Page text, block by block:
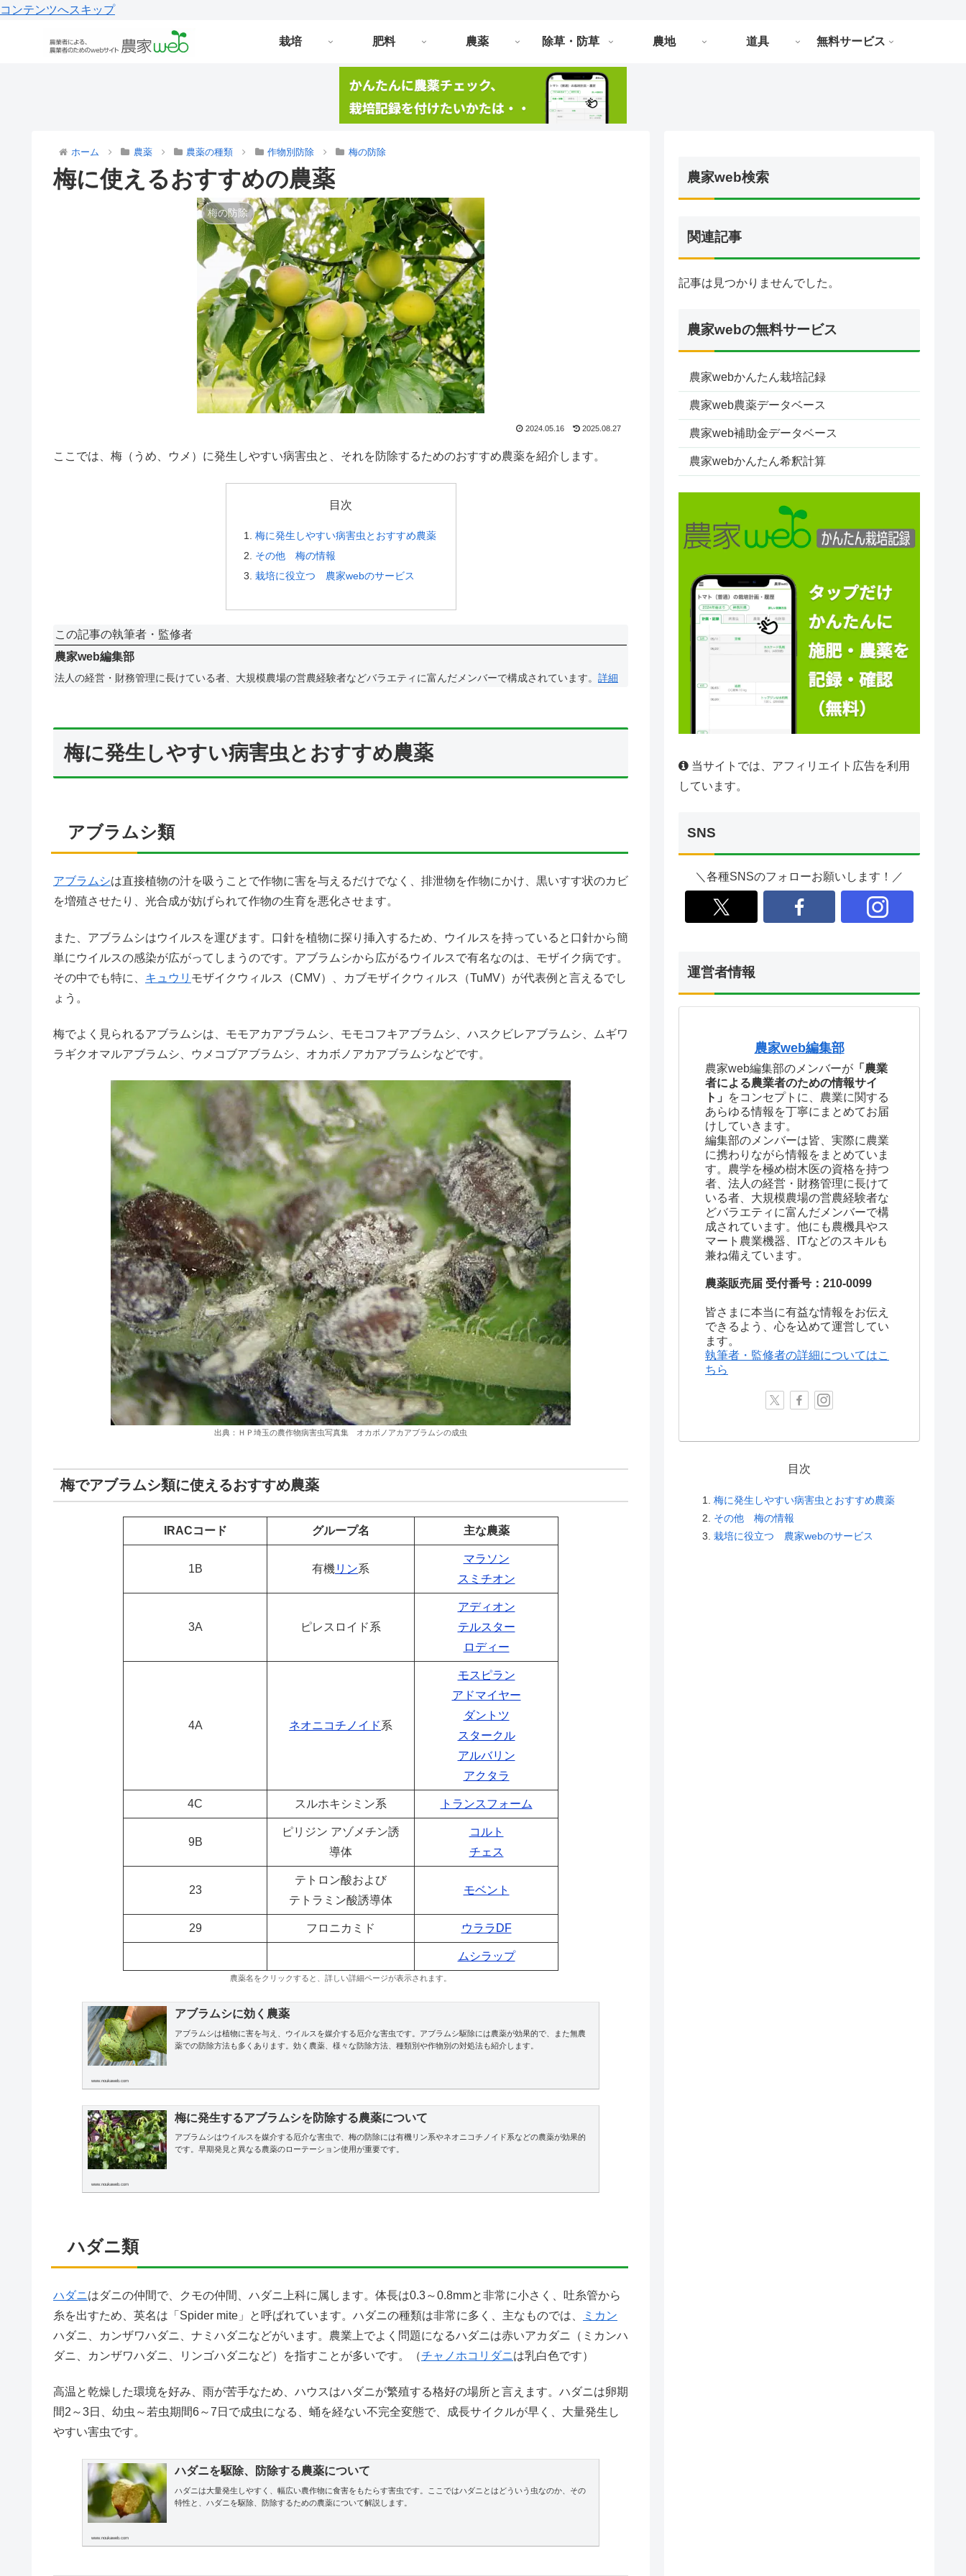
コンテンツへスキップ
栽培 肥料 農薬 除草・防草 農地 道具 無料サービス
ホーム 農薬 農薬の種類 作物別防除 梅の防除
梅に使えるおすすめの農薬
梅の防除
2024.05.16 2025.08.27
ここでは、梅（うめ、ウメ）に発生しやすい病害虫と、それを防除するためのおすすめ農薬を紹介します。
目次
梅に発生しやすい病害虫とおすすめ農薬
その他 梅の情報
栽培に役立つ 農家webのサービス
この記事の執筆者・監修者
農家web編集部
法人の経営・財務管理に長けている者、大規模農場の営農経験者などバラエティに富んだメンバーで構成されています。 詳細
梅に発生しやすい病害虫とおすすめ農薬
アブラムシ類
アブラムシは直接植物の汁を吸うことで作物に害を与えるだけでなく、排泄物を作物にかけ、黒いすす状のカビ
を増殖させたり、光合成が妨げられて作物の生育を悪化させます。
また、アブラムシはウイルスを運びます。口針を植物に探り挿入するため、ウイルスを持っていると口針から簡
単にウイルスの感染が広がってしまうのです。アブラムシから広がるウイルスで有名なのは、モザイク病です。
その中でも特に、 キュウリ モザイクウィルス（CMV）、カブモザイクウィルス（TuMV）が代表例と言えるでし
ょう。
梅でよく見られるアブラムシは、モモアカアブラムシ、モモコフキアブラムシ、ハスクビレアブラムシ、ムギワ
ラギクオマルアブラムシ、ウメコブアブラムシ、オカボノアカアブラムシなどです。
出典：ＨＰ埼玉の農作物病害虫写真集 オカボノアカアブラムシの成虫
梅でアブラムシ類に使えるおすすめ農薬
IRACコード グループ名 主な農薬
1B 有機リン系
マラソン
スミチオン
3A ピレスロイド系
アディオン
テルスター
ロディー
4A ネオニコチノイド系
モスピラン
アドマイヤー
ダントツ
スタークル
アルバリン
アクタラ
4C スルホキシミン系 トランスフォーム
9B
ピリジン アゾメチン誘
導体
コルト
チェス
23
テトロン酸および
テトラミン酸誘導体
モベント
29 フロニカミド ウララDF
ムシラップ
農薬名をクリックすると、詳しい詳細ページが表示されます。
アブラムシに効く農薬
アブラムシは植物に害を与え、ウイルスを媒介する厄介な害虫です。アブラムシ駆除には農薬が効果的で、また無農
薬での防除方法も多くあります。効く農薬、様々な防除方法、種類別や作物別の対処法も紹介します。
www.noukaweb.com
梅に発生するアブラムシを防除する農薬について
アブラムシはウイルスを媒介する厄介な害虫で、梅の防除には有機リン系やネオニコチノイド系などの農薬が効果的
です。早期発見と異なる農薬のローテーション使用が重要です。
www.noukaweb.com
ハダニ類
ハダニはダニの仲間で、クモの仲間、ハダニ上科に属します。体長は0.3～0.8mmと非常に小さく、吐糸管から
糸を出すため、英名は「Spider mite」と呼ばれています。ハダニの種類は非常に多く、主なものでは、
ミカン
ハダニ、カンザワハダニ、ナミハダニなどがいます。農業上でよく問題になるハダニは赤いアカダニ（ミカンハ
ダニ、カンザワハダニ、リンゴハダニなど）を指すことが多いです。（チャノホコリダニは乳白色です）
高温と乾燥した環境を好み、雨が苦手なため、ハウスはハダニが繁殖する格好の場所と言えます。ハダニは卵期
間2～3日、幼虫～若虫期間6～7日で成虫になる、蛹を経ない不完全変態で、成長サイクルが早く、大量発生し
やすい害虫です。
ハダニを駆除、防除する農薬について
ハダニは大量発生しやすく、幅広い農作物に食害をもたらす害虫です。ここではハダニとはどういう虫なのか、その
特性と、ハダニを駆除、防除するための農薬について解説します。
www.noukaweb.com
農家web検索
関連記事
記事は見つかりませんでした。
農家webの無料サービス
農家webかんたん栽培記録
農家web農薬データベース
農家web補助金データベース
農家webかんたん希釈計算
当サイトでは、アフィリエイト広告を利用
しています。
SNS
＼各種SNSのフォローお願いします！／
運営者情報
農家web編集部
農家web編集部のメンバーが 「農業
者による農業者のための情報サイ
ト」
をコンセプトに、農業に関する
あらゆる情報を丁寧にまとめてお届
けしていきます。
編集部のメンバーは皆、実際に農業
に携わりながら情報をまとめていま
す。農学を極め樹木医の資格を持つ
者、法人の経営・財務管理に長けて
いる者、大規模農場の営農経験者な
どバラエティに富んだメンバーで構
成されています。他にも農機具やス
マート農業機器、ITなどのスキルも
兼ね備えています。
農薬販売届 受付番号：210-0099
皆さまに本当に有益な情報をお伝え
できるよう、心を込めて運営してい
ます。
執筆者・監修者の詳細についてはこ
ちら
目次
梅に発生しやすい病害虫とおすすめ農薬
その他 梅の情報
栽培に役立つ 農家webのサービス